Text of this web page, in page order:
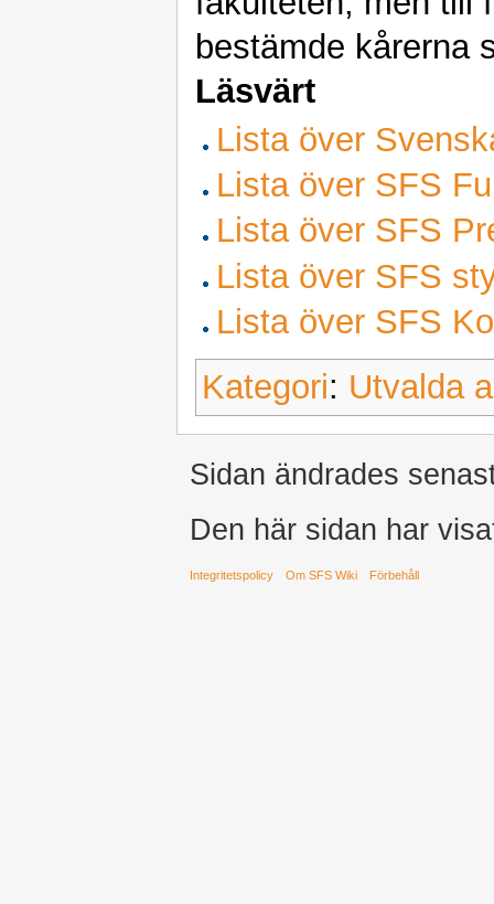
bestämde kårerna
Läsvärt
Lista över
Lista över SFS
Lista över SFS
Lista över SFS
Lista över SFS
Kategori: Utvalda
Sidan ändrades
Den här sidan har
Integritetspolicy Om SFS Wiki Förbehåll